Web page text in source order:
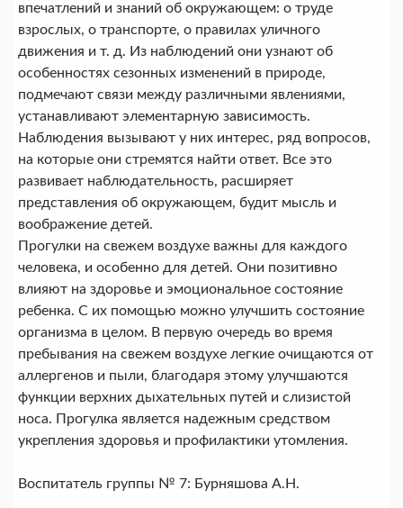
впечатлений и знаний об окружающем: о труде
взрослых, о транспорте, о правилах уличного
движения и т. д. Из наблюдений они узнают об
особенностях сезонных изменений в природе,
подмечают связи между различными явлениями,
устанавливают элементарную зависимость.
Наблюдения вызывают у них интерес, ряд вопросов,
на которые они стремятся найти ответ. Все это
развивает наблюдательность, расширяет
представления об окружающем, будит мысль и
воображение детей.
Прогулки на свежем воздухе важны для каждого
человека, и особенно для детей. Они позитивно
влияют на здоровье и эмоциональное состояние
ребенка. С их помощью можно улучшить состояние
организма в целом. В первую очередь во время
пребывания на свежем воздухе легкие очищаются от
аллергенов и пыли, благодаря этому улучшаются
функции верхних дыхательных путей и слизистой
носа. Прогулка является надежным средством
укрепления здоровья и профилактики утомления.
Воспитатель группы № 7: Бурняшова А.Н.